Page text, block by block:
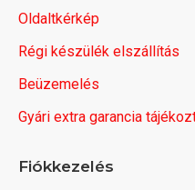
Oldaltkérkép
Régi készülék elszállítás
Beüzemelés
Gyári extra garancia
Fiókkezelés